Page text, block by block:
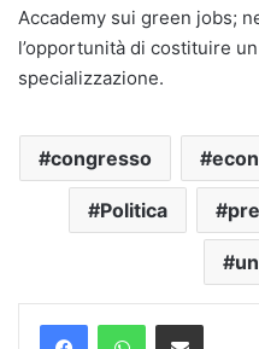
Accademy sui green jobs;
l’opportunità di costituire
specializzazione.
congresso
Politica
Condividi via mail